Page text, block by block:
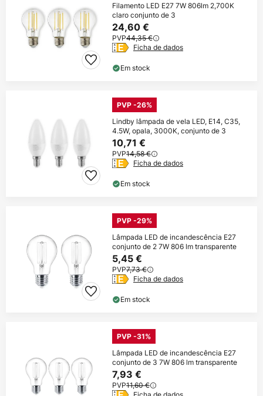
Filamento LED E27 7W 806lm 2,700K
claro conjunto de 3
24,60 €
PVP44,35 €
Ficha de dados
Em stock
PVP -26%
Lindby lâmpada de vela LED, E14, C35,
4.5W, opala, 3000K, conjunto de 3
10,71 €
PVP14,58 €
Ficha de dados
Em stock
PVP -29%
Lâmpada LED de incandescência E27
conjunto de 2 7W 806 lm transparente
5,45 €
PVP7,73 €
Ficha de dados
Em stock
PVP -31%
Lâmpada LED de incandescência E27
conjunto de 3 7W 806 lm transparente
7,93 €
PVP11,60 €